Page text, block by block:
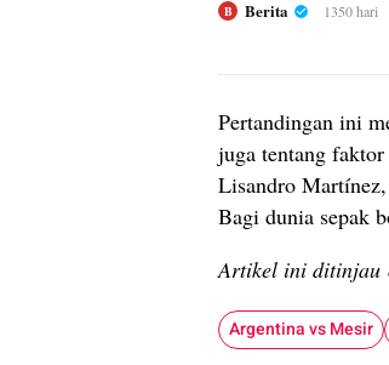
B Berita 1350 hari
Pertandingan ini
juga tentang
Lisandro
Bagi dunia sepak
Artikel ini ditinjau
Argentina vs Mesir